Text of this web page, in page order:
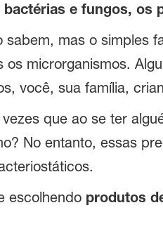
bactérias e fungos,
sabem, mas o simples
os microrganismos.
você, sua família,
que ao se ter
No entanto, essas
escolhendo produtos